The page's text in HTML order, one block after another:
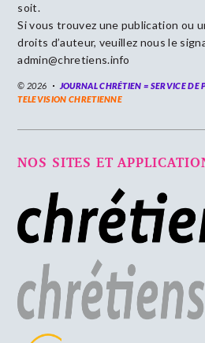
soit.
Si vous trouvez une publication ou
droits d’auteur, veuillez nous le
admin@chretiens.info
© 2026 JOURNAL CHRÉTIEN = SERVICE DE
TELEVISION CHRETIENNE
NOS SITES ET